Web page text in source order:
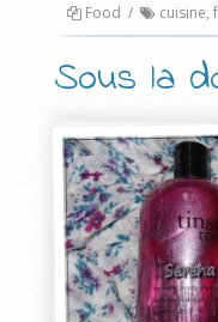
Food / cuisine,
Sous la